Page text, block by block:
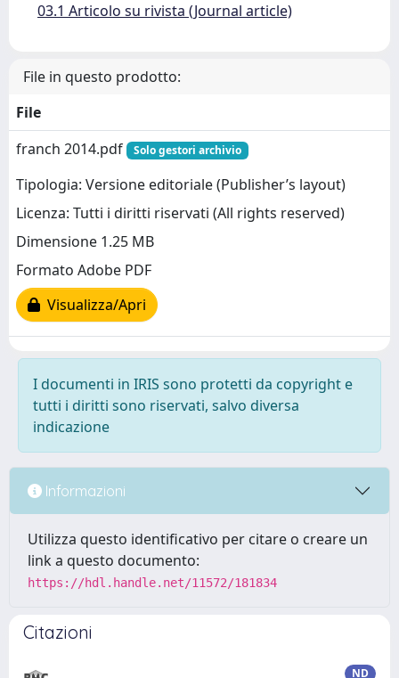
03.1 Articolo su rivista (Journal article)
File in questo prodotto:
File
franch 2014.pdf
Solo gestori archivio
Tipologia: Versione editoriale (Publisher’s layout)
Licenza: Tutti i diritti riservati (All rights reserved)
Dimensione 1.25 MB
Formato Adobe PDF
Visualizza/Apri
I documenti in IRIS sono protetti da copyright e
tutti i diritti sono riservati, salvo diversa
indicazione
Informazioni
Utilizza questo identificativo per citare o creare un
link a questo documento:
https://hdl.handle.net/11572/181834
Citazioni
ND